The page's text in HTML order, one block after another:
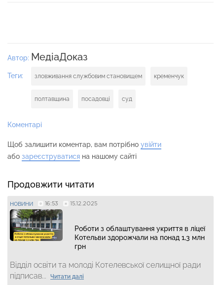
Автор: МедіаДоказ
Теги: зловживання службовим становищем кременчук
полтавщина посадовці суд
Коментарі
Щоб залишити коментар, вам потрібно увійти
або зареєструватися на нашому сайті
Продовжити читати
НОВИНИ 16:53 15.12.2025
Роботи з облаштування укриття в ліцеї
Котельви здорожчали на понад 1,3 млн
грн
Відділ освіти та молоді Котелевської селищної ради
підписав...
Читати далі